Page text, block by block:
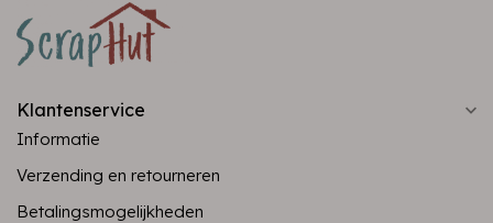
Klantenservice
Informatie
Verzending en retourneren
Betalingsmogelijkheden